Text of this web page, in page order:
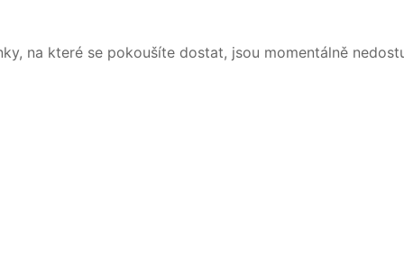
na které se pokoušíte dostat, jsou momentálně